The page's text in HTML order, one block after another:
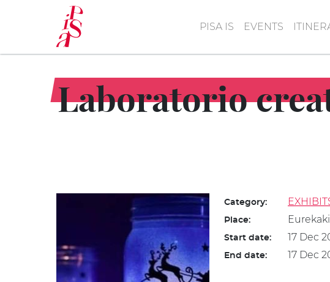
content
PISA IS EVENTS
Laboratorio
Category:
Place:
Start date: 17 Dec
End date: 17 Dec